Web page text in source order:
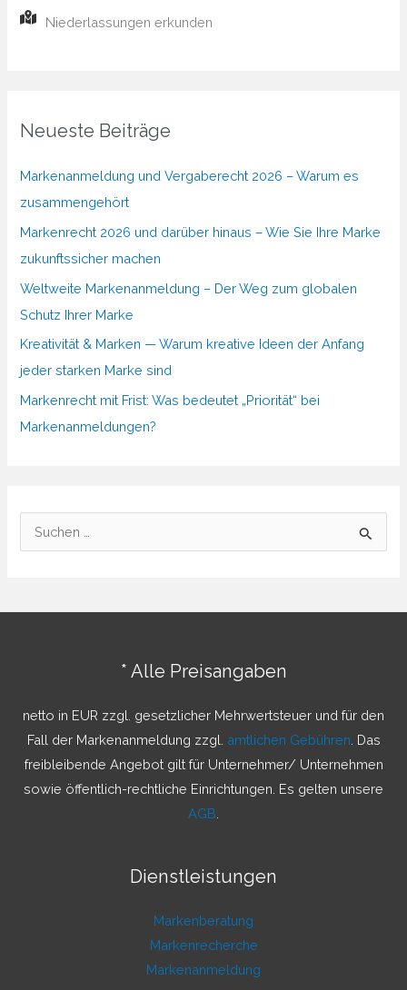
Niederlassungen erkunden
Neueste Beiträge
Markenanmeldung und Vergaberecht 2026 – Warum es
zusammengehört
Markenrecht 2026 und darüber hinaus – Wie Sie Ihre Marke
zukunftssicher machen
Weltweite Markenanmeldung – Der Weg zum globalen
Schutz Ihrer Marke
Kreativität & Marken — Warum kreative Ideen der Anfang
jeder starken Marke sind
Markenrecht mit Frist: Was bedeutet „Priorität“ bei
Markenanmeldungen?
u
h
* Alle Preisangaben
netto in EUR zzgl. gesetzlicher Mehrwertsteuer und für den
Fall der Markenanmeldung zzgl. amtlichen Gebühren . Das
freibleibende Angebot gilt für Unternehmer/ Unternehmen
sowie öffentlich-rechtliche Einrichtungen. Es gelten unsere
AGB
Dienstleistungen
Markenberatung
Markenrecherche
Markenanmeldung